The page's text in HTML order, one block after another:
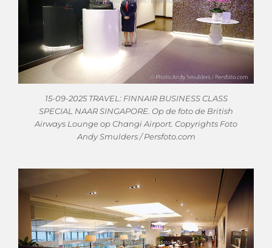
15-09-2025 TRAVEL: FINNAIR BUSINESS CLASS
SPECIAL NAAR SINGAPORE. Op de foto de British
Airways Lounge op Changi Airport. Copyrights Foto
Andy Smulders / Persfoto.com